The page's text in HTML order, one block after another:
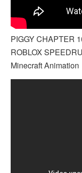
PIGGY CHAPTER
ROBLOX
Minecraft Animation